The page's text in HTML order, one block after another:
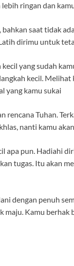
ringan dan
saat tidak
dirimu untuk
yang sudah
kecil.
yang kamu sukai
rencana Tuhan.
nanti kamu
apa pun. Hadiahi
tugas. Itu akan
dengan penuh
maju. Kamu berhak